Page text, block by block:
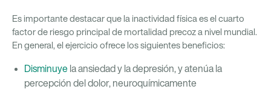
Es importante destacar que la inactividad física es el cuarto
factor de riesgo principal de mortalidad precoz a nivel mundial.
En general, el ejercicio ofrece los siguientes beneficios:
Disminuye la ansiedad y la depresión, y atenúa la
percepción del dolor, neuroquímicamente